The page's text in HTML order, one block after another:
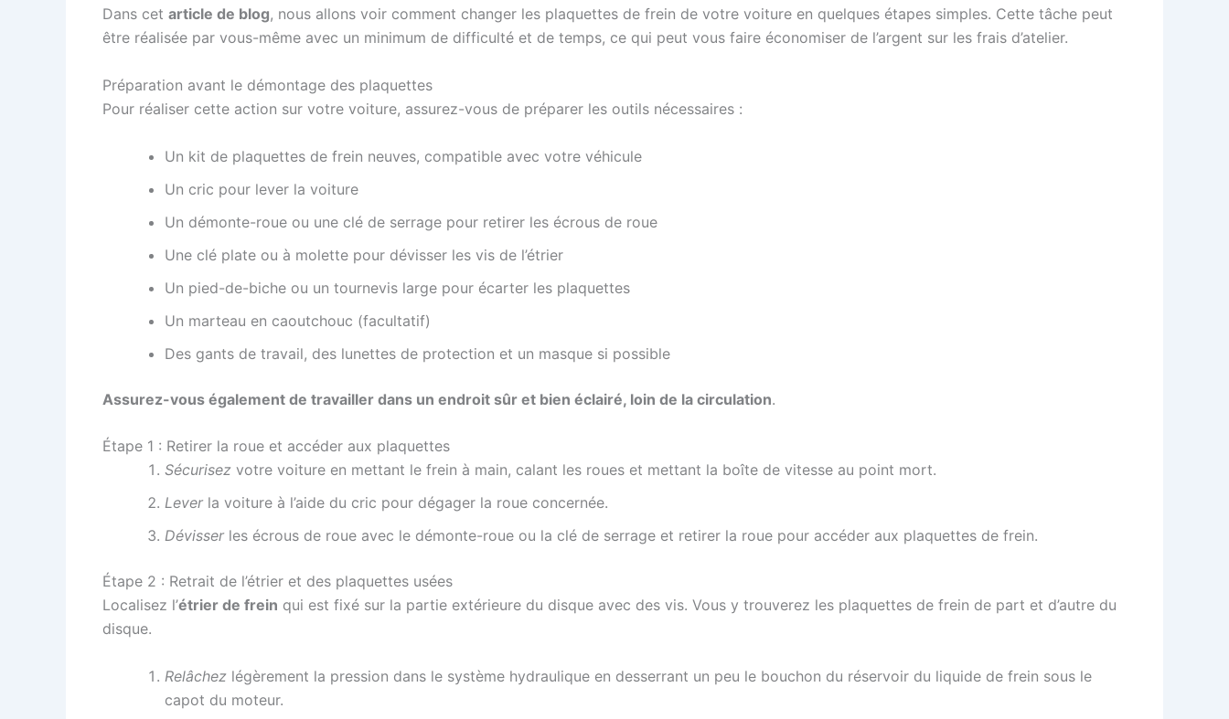
Dans cet article de blog, nous allons voir comment changer les plaquettes de frein de votre voiture en quelques étapes simples. Cette tâche peut
être réalisée par vous-même avec un minimum de difficulté et de temps, ce qui peut vous faire économiser de l’argent sur les frais d’atelier.
Préparation avant le démontage des plaquettes
Pour réaliser cette action sur votre voiture, assurez-vous de préparer les outils nécessaires :
Un kit de plaquettes de frein neuves, compatible avec votre véhicule
Un cric pour lever la voiture
Un démonte-roue ou une clé de serrage pour retirer les écrous de roue
Une clé plate ou à molette pour dévisser les vis de l’étrier
Un pied-de-biche ou un tournevis large pour écarter les plaquettes
Un marteau en caoutchouc (facultatif)
Des gants de travail, des lunettes de protection et un masque si possible
Assurez-vous également de travailler dans un endroit sûr et bien éclairé, loin de la circulation.
Étape 1 : Retirer la roue et accéder aux plaquettes
Sécurisez votre voiture en mettant le frein à main, calant les roues et mettant la boîte de vitesse au point mort.
Leverla voiture à l’aide du cric pour dégager la roue concernée.
Dévisserles écrous de roue avec le démonte-roue ou la clé de serrage et retirer la roue pour accéder aux plaquettes de frein.
Étape 2 : Retrait de l’étrier et des plaquettes usées
Localisez l’étrier de frein qui est fixé sur la partie extérieure du disque avec des vis. Vous y trouverez les plaquettes de frein de part et d’autre du
disque.
Relâchez légèrement la pression dans le système hydraulique en desserrant un peu le bouchon du réservoir du liquide de frein sous le
capot du moteur.